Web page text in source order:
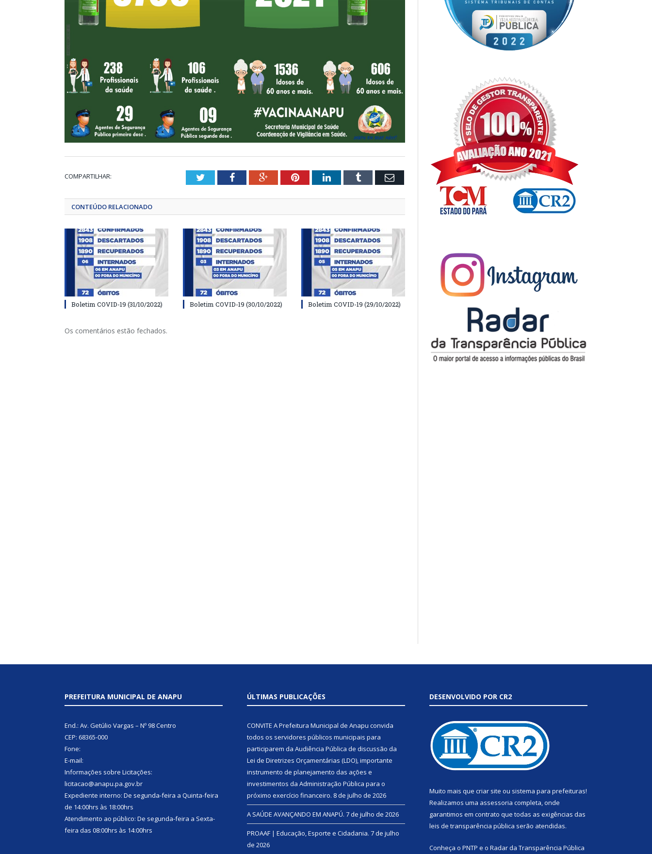
COMPARTILHAR: TwitterFacebookGoogle+PinterestLinkedInTumblr Email
CONTEÚDO RELACIONADO
Boletim COVID-19 (31/10/2022) Boletim COVID-19 (30/10/2022) Boletim COVID-19 (29/10/2022)
Os comentários estão fechados.
PREFEITURA MUNICIPAL DE ANAPU
End.: Av. Getúlio Vargas – Nº 98 Centro
CEP: 68365-000
Fone:
E-mail:
Informações sobre Licitações:
licitacao@anapu.pa.gov.br
Expediente interno: De segunda-feira a Quinta-feira
de 14:00hrs às 18:00hrs
Atendimento ao público: De segunda-feira a Sexta-
feira das 08:00hrs às 14:00hrs
ÚLTIMAS PUBLICAÇÕES
CONVITE A Prefeitura Municipal de Anapu convida
todos os servidores públicos municipais para
participarem da Audiência Pública de discussão da
Lei de Diretrizes Orçamentárias (LDO), importante
instrumento de planejamento das ações e
investimentos da Administração Pública para o
próximo exercício financeiro. 8 de julho de 2026
A SAÚDE AVANÇANDO EM ANAPÚ. 7 de julho de 2026
PROAAF | Educação, Esporte e Cidadania. 7 de julho
de 2026
DESENVOLVIDO POR CR2
Muito mais que criar site ou sistema para prefeituras!
Realizamos uma assessoria completa, onde
garantimos em contrato que todas as exigências das
leis de transparência pública serão atendidas.
Conheça o PNTP e o Radar da Transparência Pública